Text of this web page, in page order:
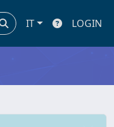
IT LOGIN